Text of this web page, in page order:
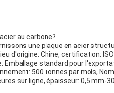
au carbone?
une plaque en acier
d'origine: Chine, certification:
Emballage standard pour
500 tonnes par mois,
sur ligne, épaisseur: 0,5 mm-